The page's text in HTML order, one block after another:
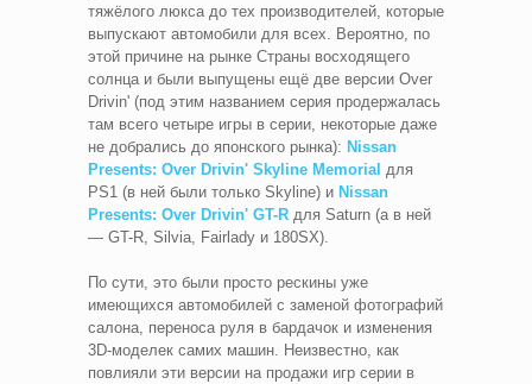
тяжёлого люкса до тех производителей, которые
выпускают автомобили для всех. Вероятно, по
этой причине на рынке Страны восходящего
солнца и были выпущены ещё две версии Over
Drivin' (под этим названием серия продержалась
там всего четыре игры в серии, некоторые даже
не добрались до японского рынка): Nissan
Presents: Over Drivin' Skyline Memorial для
PS1 (в ней были только Skyline) и Nissan
Presents: Over Drivin' GT-R для Saturn (а в ней
— GT-R, Silvia, Fairlady и 180SX).
По сути, это были просто рескины уже
имеющихся автомобилей с заменой фотографий
салона, переноса руля в бардачок и изменения
3D-моделек самих машин. Неизвестно, как
повлияли эти версии на продажи игр серии в